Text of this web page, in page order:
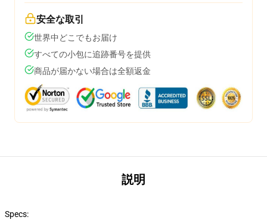
安全な取引
世界中どこでもお届け
すべての小包に追跡番号を提供
商品が届かない場合は全額返金
説明
Specs: